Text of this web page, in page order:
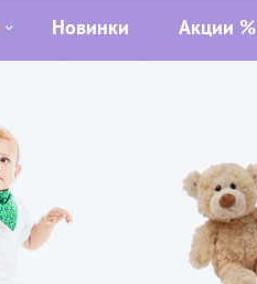
Новинки Акции %